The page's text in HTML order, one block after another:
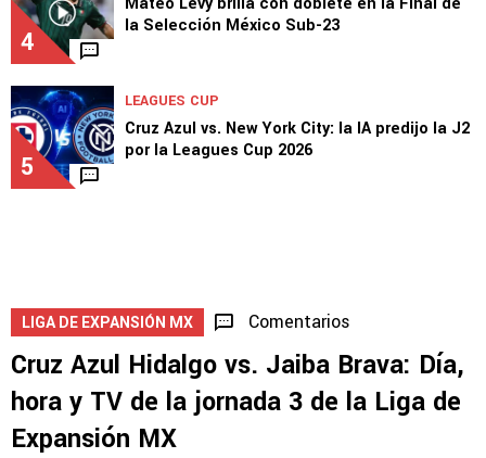
4
la Selección México Sub-23
5
LEAGUES CUP
Cruz Azul vs. New York City: la IA predijo la J2
por la Leagues Cup 2026
LIGA DE EXPANSIÓN MX Comentarios
Cruz Azul Hidalgo vs. Jaiba Brava: Día,
hora y TV de la jornada 3 de la Liga de
Expansión MX